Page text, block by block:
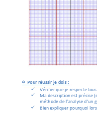
 Pour réussir je dois :
 Vérifierque je respecte
 Ma description est précise
méthode de l’analyse d’un
 Bien expliquer pourquoi